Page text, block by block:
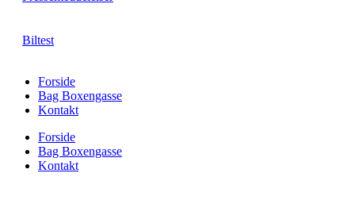
Biltest
Forside
Bag Boxengasse
Kontakt
Forside
Bag Boxengasse
Kontakt